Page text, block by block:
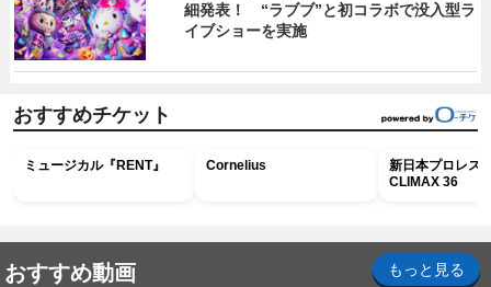
細発表！ “ラブブ”と初コラボで没入型ラ
イブショーを実施
おすすめチケット
ミュージカル『RENT』 Cornelius
新日本プロレス
CLIMAX 36
おすすめ動画 もっと見る